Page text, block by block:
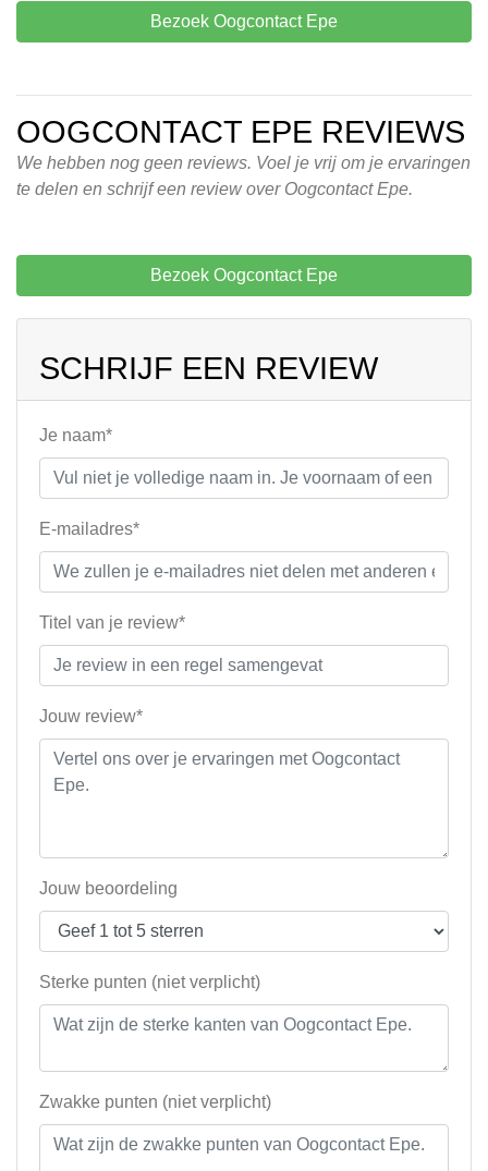
Bezoek Oogcontact Epe
OOGCONTACT EPE REVIEWS
We hebben nog geen reviews. Voel je vrij om je ervaringen
te delen en schrijf een review over Oogcontact Epe.
Bezoek Oogcontact Epe
SCHRIJF EEN REVIEW
Je naam*
E-mailadres*
Titel van je review*
Jouw review*
Jouw beoordeling
Sterke punten (niet verplicht)
Zwakke punten (niet verplicht)